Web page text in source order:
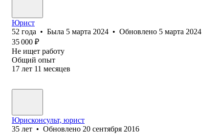
Юрист
52 года • Была 5 марта 2024 • Обновлено 5 марта 2024
35 000 ₽
Не ищет работу
Общий опыт
17 лет 11 месяцев
Юрисконсульт, юрист
35 лет • Обновлено 20 сентября 2016